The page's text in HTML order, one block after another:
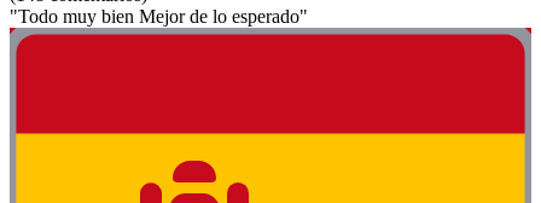
"Todo muy bien Mejor de lo esperado"